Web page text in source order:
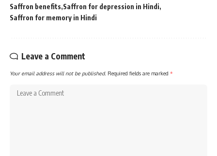
Saffron benefits Saffron for depression in Hindi
Saffron for memory in Hindi
Leave a Comment
Your email address will not be published. Required fields are marked *